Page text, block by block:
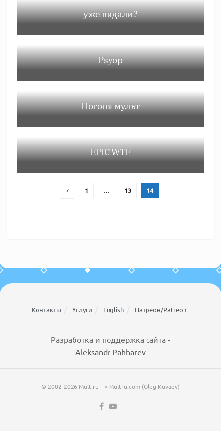
уже видали?
Psyop
Погоня мульт
EPIC WTF
1 … 13 14
Контакты Услуги English Патреон/Patreon
Разработка и поддержка сайта -
Aleksandr Pahharev
© 2002-2026 Mult.ru --> Multru.com (Oleg Kuvaev)